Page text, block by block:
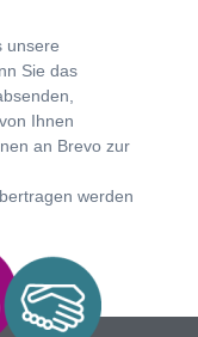
unsere
Sie das
Ihnen
an Brevo zur
werden